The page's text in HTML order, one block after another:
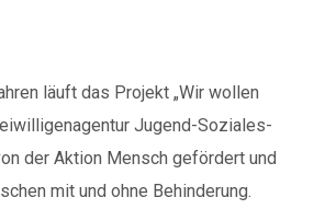
läuft das Projekt „Wir wollen
Jugend-Soziales-
der Aktion Mensch gefördert und
mit und ohne Behinderung.
[at] freiwillig-
engagiert.de